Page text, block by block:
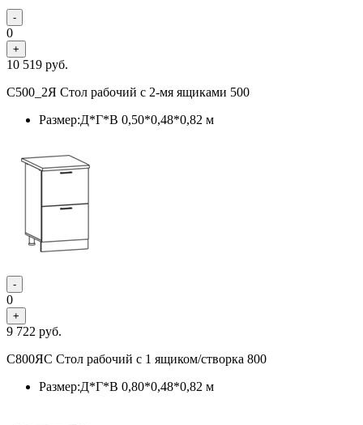
-
0
+
10 519 руб.
С500_2Я Стол рабочий с 2-мя ящиками 500
Размер:Д*Г*В 0,50*0,48*0,82 м
-
0
+
9 722 руб.
С800ЯС Стол рабочий с 1 ящиком/створка 800
Размер:Д*Г*В 0,80*0,48*0,82 м